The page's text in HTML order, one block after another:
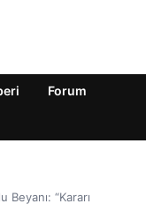
Forum
“Kararı